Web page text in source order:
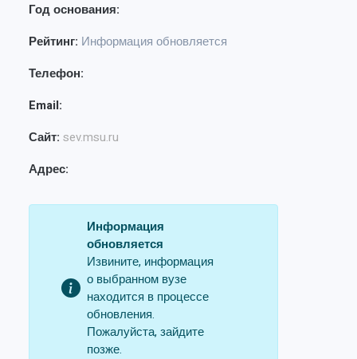
Год основания:
Рейтинг: Информация обновляется
Телефон:
Email:
Сайт: sev.msu.ru
Адрес:
Информация
обновляется
Извините, информация
о выбранном вузе
находится в процессе
обновления.
Пожалуйста, зайдите
позже.